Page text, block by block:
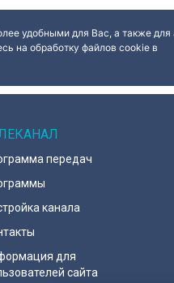
удобными для Вас, а также для
на обработку файлов cookie в
передач
канала
для
сайта